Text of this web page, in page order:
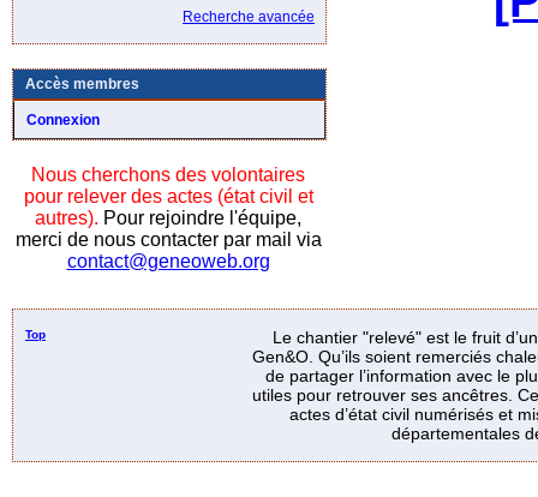
Recherche avancée
Accès membres
Connexion
Nous cherchons des volontaires
pour relever des actes (état civil et
autres). Pour rejoindre l'équipe,
merci de nous contacter par mail via
contact@geneoweb.org
Top
Le chantier "relevé" est le fruit
Gen&O. Qu’ils soient remerciés
de partager l’information avec le
utiles pour retrouver ses ancêtres.
actes d’état civil numérisés et
départementales